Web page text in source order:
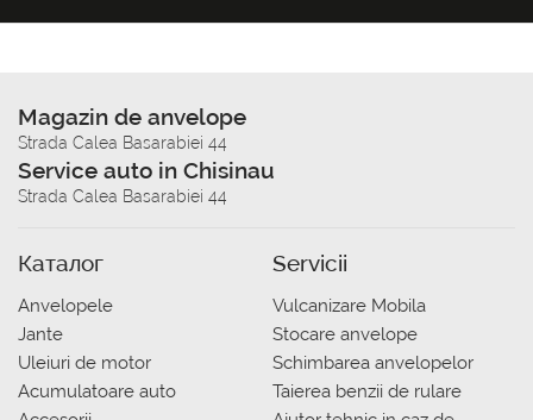
Magazin de anvelope
Strada Calea Basarabiei 44
Service auto in Chisinau
Strada Calea Basarabiei 44
Каталог
Anvelopele
Jante
Uleiuri de motor
Acumulatoare auto
Servicii
Vulcanizare Mobila
Stocare anvelope
Schimbarea anvelopelor
Taierea benzii de rulare